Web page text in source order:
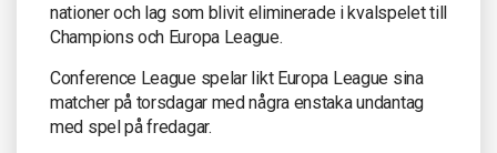
nationer och lag som blivit eliminerade i kvalspelet till
Champions och Europa League.
Conference League spelar likt Europa League sina
matcher på torsdagar med några enstaka undantag
med spel på fredagar.